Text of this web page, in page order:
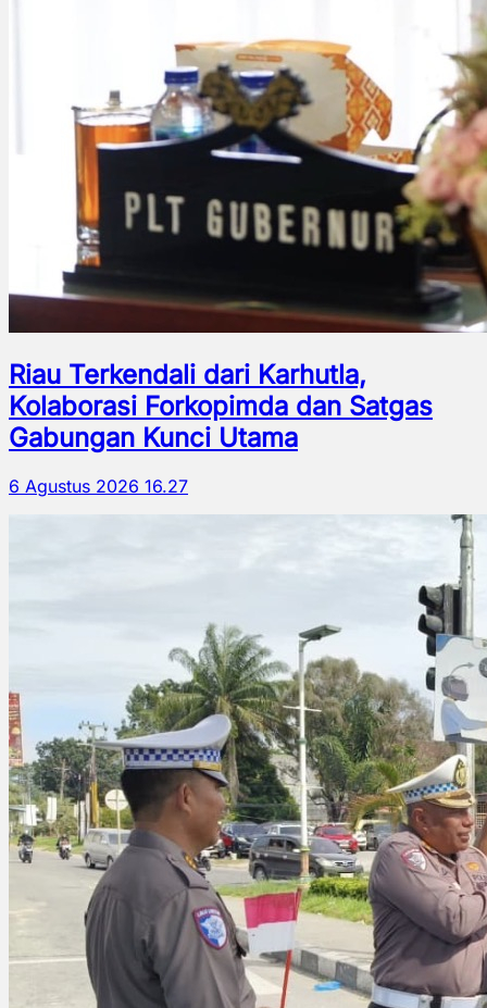
Riau Terkendali dari Karhutla,
Kolaborasi Forkopimda dan Satgas
Gabungan Kunci Utama
6 Agustus 2026 16.27